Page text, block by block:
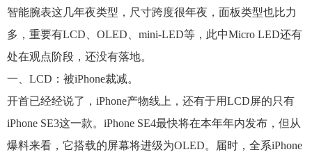
智能腕表这几年夜类型，尺寸跨度很年夜，面板类型也比力
多，重要有LCD、OLED、mini‑LED等，此中Micro LED还有
处在观点阶段，还没有落地。
一、LCD：被iPhone裁减。
开首已经经说了，iPhone产物线上，还有于用LCD屏的只有
iPhone SE3这一款。iPhone SE4最快将在本年年内发布，但从
爆料来看，它搭载的屏幕将进级为OLED。届时，全系iPhone